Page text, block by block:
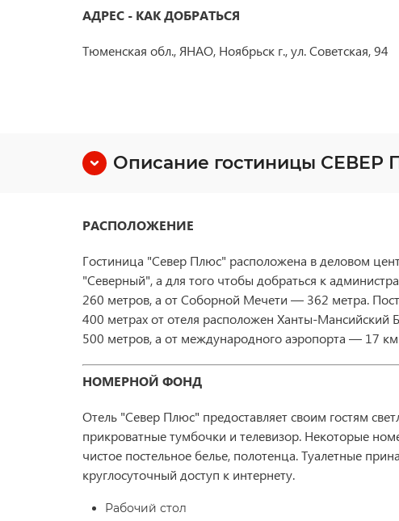
АДРЕС - КАК ДОБРАТЬСЯ
Тюменская обл., ЯНАО, Ноябрьск г., ул. Советская, 94
Описание гостиницы
РАСПОЛОЖЕНИЕ
Гостиница "Север Плюс" расположена в деловом
"Северный", а для того чтобы добраться к
260 метров, а от Соборной Мечети — 362 метра.
400 метрах от отеля расположен Ханты-Мансийский
500 метров, а от международного аэропорта — 17
НОМЕРНОЙ ФОНД
Отель "Север Плюс" предоставляет своим гостям
прикроватные тумбочки и телевизор. Некоторые
чистое постельное белье, полотенца. Туалетные
круглосуточный доступ к интернету.
Рабочий стол